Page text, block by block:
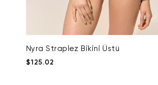
Nyra Straplez Bikini Üstü
$125.02